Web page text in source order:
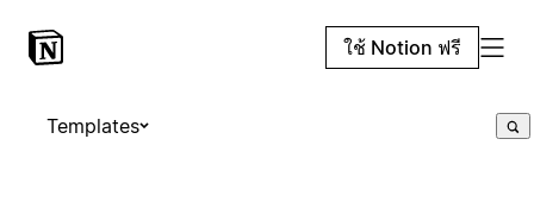
ใช้ Notion ฟรี
Templates